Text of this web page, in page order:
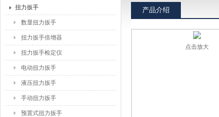
扭力扳手
数显扭力扳手
扭力扳手倍增器
扭力扳手检定仪
电动扭力扳手
液压扭力扳手
手动扭力扳手
预置式扭力扳手
产品介绍
点击放大